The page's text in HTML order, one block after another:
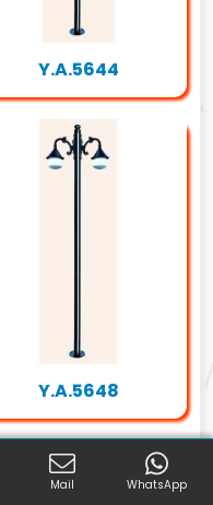
Y.A.5644
Y.A.5648
Mail WhatsApp